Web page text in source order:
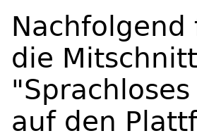
die
auf den